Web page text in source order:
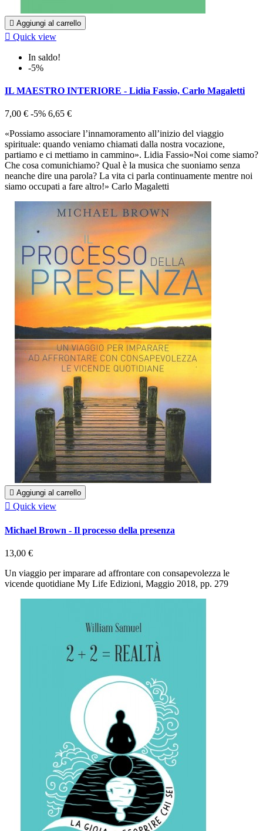
 Aggiungi al carrello
 Quick view
In saldo!
-5%
IL MAESTRO INTERIORE - Lidia Fassio, Carlo Magaletti
7,00 € -5% 6,65 €
«Possiamo associare l’innamoramento all’inizio del viaggio
spirituale: quando veniamo chiamati dalla nostra vocazione,
partiamo e ci mettiamo in cammino». Lidia Fassio«Noi come siamo?
Che cosa comunichiamo? Qual è la musica che suoniamo senza
neanche dire una parola? La vita ci parla continuamente mentre noi
siamo occupati a fare altro!» Carlo Magaletti
 Aggiungi al carrello
 Quick view
Michael Brown - Il processo della presenza
13,00 €
Un viaggio per imparare ad affrontare con consapevolezza le
vicende quotidiane My Life Edizioni, Maggio 2018, pp. 279